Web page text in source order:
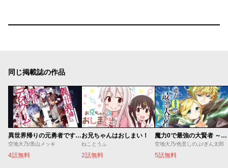
同じ掲載誌の作品
異世界帰りの元勇者ですが、デスゲームに巻き込まれました
空地大乃/黒山メッキ
4話無料
お兄ちゃんはおしまい！
ねことうふ
2話無料
魔力0で最強の大賢者 ～それは魔法ではない、物理だ！～
空地大乃/色意しのぶ/ぎん太郎
5話無料